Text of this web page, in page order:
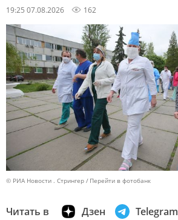
19:25 07.08.2026 162
© РИА Новости . Стрингер Перейти в фотобанк
Читать в Дзен Telegram